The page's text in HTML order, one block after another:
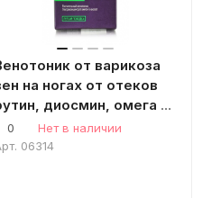
от варикоза
на ногах от отеков
диосмин, омега 3
для вен и сосудов Набор
Бокс
0
Нет в наличии
06314